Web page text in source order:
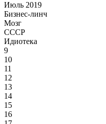
Июль 2019
Бизнес-линч
Мозг
СССР
Идиотека
9
10
11
12
13
14
15
16